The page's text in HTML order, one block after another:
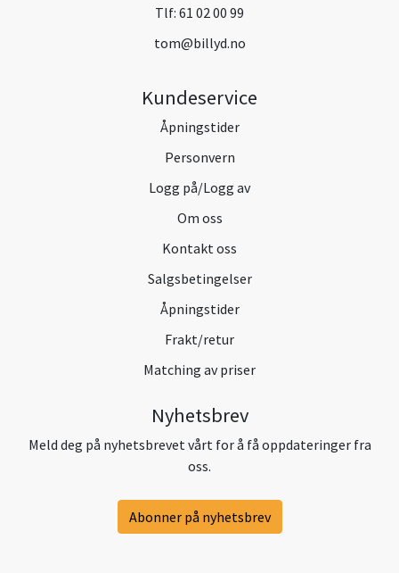
Tlf: 61 02 00 99
tom@billyd.no
Kundeservice
Åpningstider
Personvern
Logg på/Logg av
Om oss
Kontakt oss
Salgsbetingelser
Åpningstider
Frakt/retur
Matching av priser
Nyhetsbrev
Meld deg på nyhetsbrevet vårt for å få oppdateringer fra
oss.
Abonner på nyhetsbrev